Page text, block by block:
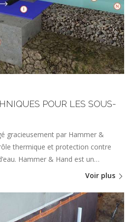
POUR LES SOUS-
gracieusement par Hammer &
thermique et protection contre
Hammer & Hand est un…
Voir plus